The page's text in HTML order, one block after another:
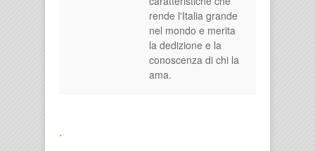
rende l'Italia grande
nel mondo e merita
la dedizione e la
conoscenza di chi la
ama.
.